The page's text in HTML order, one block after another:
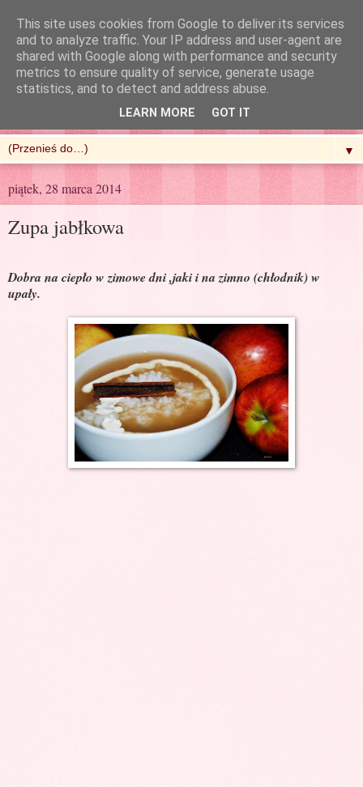
R'n'G Kitchen
▼
piątek, 28 marca 2014
Zupa jabłkowa
Dobra na ciepło w zimowe dni ,jaki i na zimno (chłodnik) w
upały.
This site uses cookies from Google to deliver its services
and to analyze traffic. Your IP address and user-agent are
shared with Google along with performance and security
metrics to ensure quality of service, generate usage
statistics, and to detect and address abuse.
LEARN MORE GOT IT